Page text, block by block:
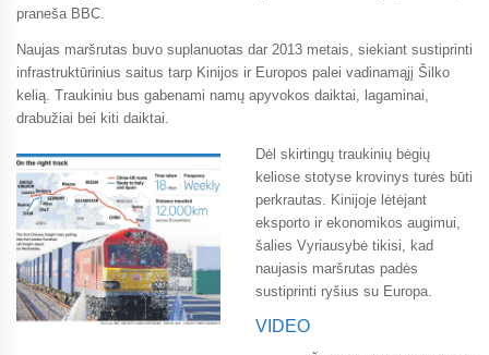
praneša BBC.
Naujas maršrutas buvo suplanuotas dar 2013 metais, siekiant sustiprinti
infrastruktūrinius saitus tarp Kinijos ir Europos palei vadinamąjį Šilko
kelią. Traukiniu bus gabenami namų apyvokos daiktai, lagaminai,
drabužiai bei kiti daiktai.
Dėl skirtingų traukinių bėgių
keliose stotyse krovinys turės būti
perkrautas. Kinijoje lėtėjant
eksporto ir ekonomikos augimui,
šalies Vyriausybė tikisi, kad
naujasis maršrutas padės
sustiprinti ryšius su Europa.
VIDEO